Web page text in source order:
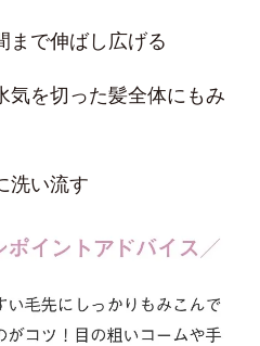
で伸ばし広げる
を切った髪全体にもみ
洗い流す